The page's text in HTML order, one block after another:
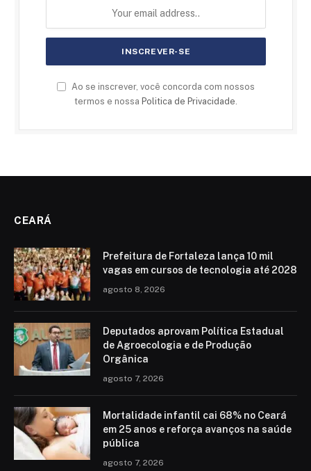
Ao se inscrever, você concorda com nossos
termos e nossa Politica de Privacidade.
CEARÁ
Prefeitura de Fortaleza lança 10 mil
vagas em cursos de tecnologia até 2028
agosto 8, 2026
Deputados aprovam Política Estadual
de Agroecologia e de Produção
Orgânica
agosto 7, 2026
Mortalidade infantil cai 68% no Ceará
em 25 anos e reforça avanços na saúde
pública
agosto 7, 2026